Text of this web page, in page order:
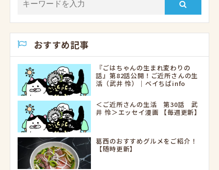
おすすめ記事
『ごはちゃんの生まれ変わりの
話』第82話公開！ご近所さんの生
活（武井 怜）｜ベイちばinfo
＜ご近所さんの生活 第30話 武
井 怜＞エッセイ漫画 【毎週更新】
葛西のおすすめグルメをご紹介！
【随時更新】